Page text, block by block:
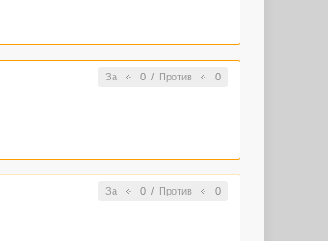
За 0/ Против 0
За 0/ Против 0